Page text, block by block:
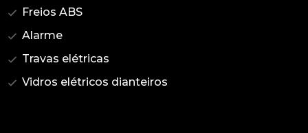
Freios ABS
Alarme
Travas elétricas
Vidros elétricos dianteiros